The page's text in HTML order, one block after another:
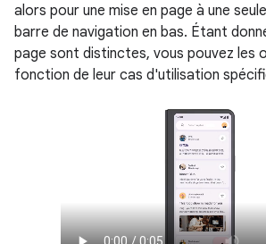
alors pour une mise en page à une
barre de navigation en bas. Étant
page sont distinctes, vous pouvez les
fonction de leur cas d'utilisation